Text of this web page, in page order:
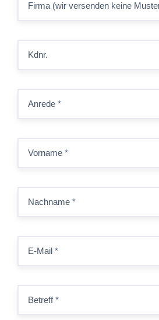
Firma (wir versenden keine
Kdnr.
Anrede *
Vorname *
Nachname *
E-Mail *
Betreff*